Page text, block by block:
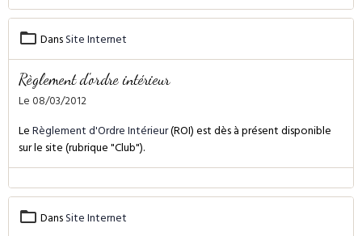
DansSite Internet
Règlement d'ordre intérieur
Le 08/03/2012
LeRèglement d'Ordre Intérieur(ROI) est dès à présent disponible
sur le site (rubrique "Club").
DansSite Internet